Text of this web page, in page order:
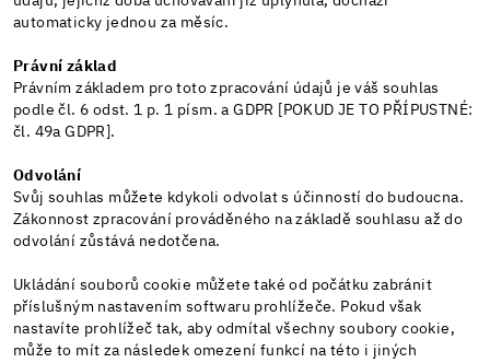
automaticky jednou za měsíc.
Právní základ
Právním základem pro toto zpracování údajů je váš souhlas
podle čl. 6 odst. 1 p. 1 písm. a GDPR [POKUD JE TO PŘÍPUSTNÉ:
čl. 49a GDPR].
Odvolání
Svůj souhlas můžete kdykoli odvolat s účinností do budoucna.
Zákonnost zpracování prováděného na základě souhlasu až do
odvolání zůstává nedotčena.
Ukládání souborů cookie můžete také od počátku zabránit
příslušným nastavením softwaru prohlížeče. Pokud však
nastavíte prohlížeč tak, aby odmítal všechny soubory cookie,
může to mít za následek omezení funkcí na této i jiných